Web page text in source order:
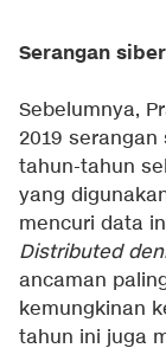
Serangan
Sebelumnya,
2019
tahun-tahun
yang
mencuri data
Distributed
ancaman
kemungkinan
tahun ini juga